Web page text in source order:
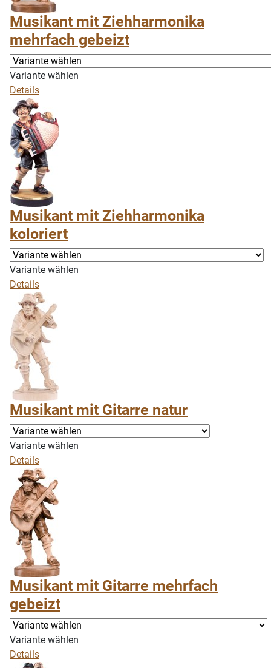
Musikant mit Ziehharmonika
mehrfach gebeizt
Variante wählen
Details
Musikant mit Ziehharmonika
koloriert
Variante wählen
Details
Musikant mit Gitarre natur
Variante wählen
Details
Musikant mit Gitarre mehrfach
gebeizt
Variante wählen
Details